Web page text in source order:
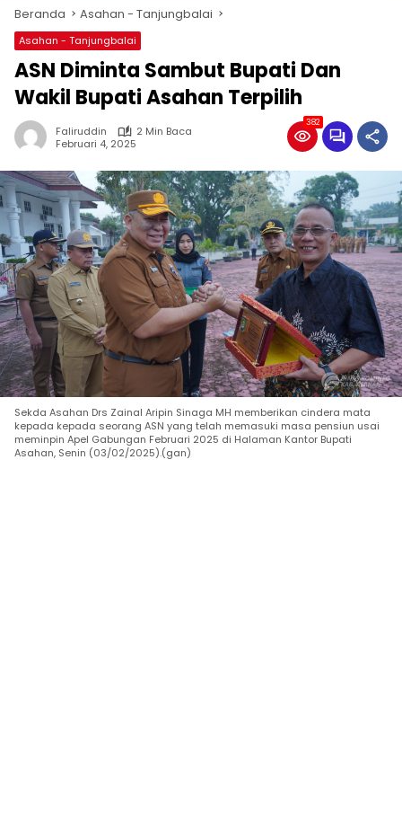
Beranda Asahan - Tanjungbalai
Asahan - Tanjungbalai
ASN Diminta Sambut Bupati Dan
Wakil Bupati Asahan Terpilih
Faliruddin
2 Min Baca
Februari 4, 2025
382
Sekda Asahan Drs Zainal Aripin Sinaga MH memberikan cindera mata
kepada kepada seorang ASN yang telah memasuki masa pensiun usai
meminpin Apel Gabungan Februari 2025 di Halaman Kantor Bupati
Asahan, Senin (03/02/2025).(gan)